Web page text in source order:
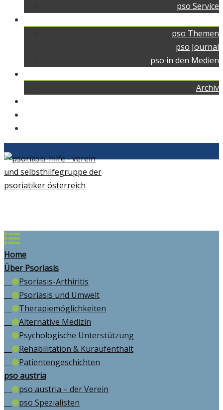
pso Service
pso Themen
pso Journal
pso in den Medien
Archiv
Home
Über Psoriasis
Psoriasis-Arthiritis
Psoriasis und Umwelt
Therapiemöglichkeiten
Alternative Medizin
Psychologische Unterstützung
Rehabilitation & Kuraufenthalt
Patientengeschichten
pso austria
pso austria – der Verein
pso Spezialisten